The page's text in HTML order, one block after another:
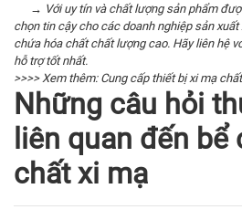
→ Với uy tín và chất lượng sản phẩm
chọn tin cậy cho các doanh nghiệp sản
chứa hóa chất chất lượng cao. Hãy liên hệ
hỗ trợ tốt nhất.
>>>> Xem thêm: Cung cấp thiết bị xi mạ
Những câu hỏi
liên quan đến bể
chất xi mạ